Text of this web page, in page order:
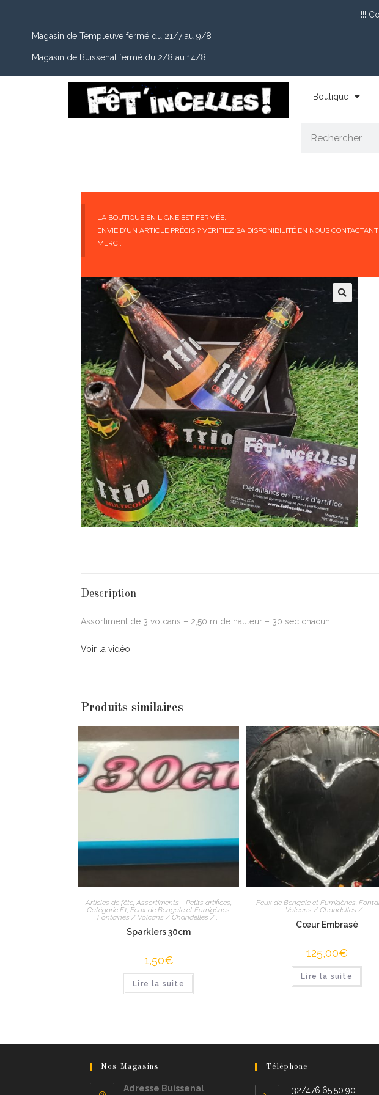
Boutique
LA BOUTIQUE EN LIGNE EST FERMÉE.
ENVIE D'UN ARTICLE PRÉCIS ? VÉRIFIEZ SA DISPONIBILITÉ EN NOUS
MERCI.
Description
Assortiment de 3 volcans – 2,50 m de hauteur – 30 sec chacun
Voir la vidéo
Produits similaires
Articles de fête, Assortiments - Petits artifices,
Catégorie F1, Feux de Bengale et Fumigènes,
Fontaines / Volcans / Chandelles / ...
Sparklers 30cm
1,50€
Lire la suite
Feux de Bengale et Fumigènes,
Volcans / Chandelles / ...
Cœur Embrasé
125,00€
Lire la suite
Nos Magasins
Adresse Buissenal
Téléphone
+32/476.65.50.90
!!!
Magasin de Templeuve fermé du 21/7 au 9/8
Magasin de Buissenal fermé du 2/8 au 14/8